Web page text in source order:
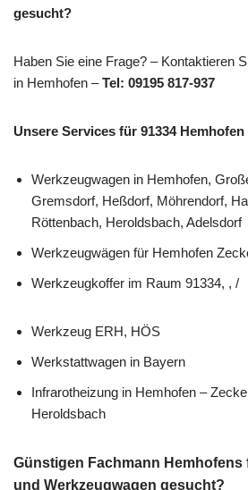
gesucht?
Haben Sie eine Frage? – Kontaktieren
in Hemhofen –Tel: 09195 817-937
Unsere Services für 91334
Werkzeugwagen in Hemhofen,
Gremsdorf, Heßdorf, Möhrendorf,
Röttenbach, Heroldsbach, Adelsdorf
Werkzeugwägen für Hemhofen
Werkzeugkoffer im Raum 91334, , /
Werkzeug ERH, HÖS
Werkstattwagen in Bayern
Infrarotheizung in Hemhofen –
Heroldsbach
Günstigen Fachmann
und Werkzeugwagen gesucht?